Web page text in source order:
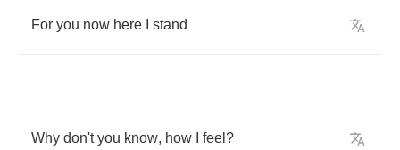
For you now here stand
Why don't you know, how feel ?